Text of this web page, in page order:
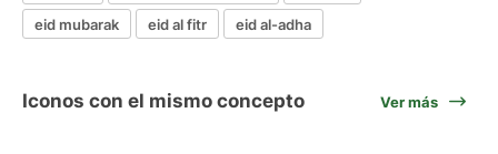
eid mubarak
eid al fitr eid al-adha
Iconos con el mismo concepto Ver más